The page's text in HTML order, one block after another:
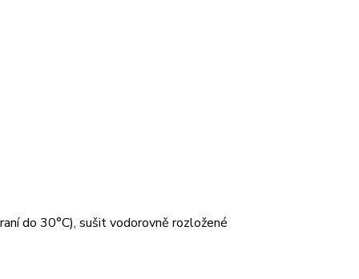
do 30°C), sušit vodorovně rozložené